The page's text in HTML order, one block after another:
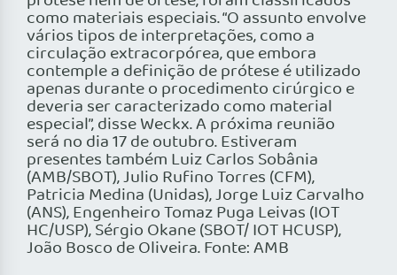
como materiais especiais. “O assunto envolve
vários tipos de interpretações, como a
circulação extracorpórea, que embora
contemple a definição de prótese é utilizado
apenas durante o procedimento cirúrgico e
deveria ser caracterizado como material
especial”, disse Weckx. A próxima reunião
será no dia 17 de outubro. Estiveram
presentes também Luiz Carlos Sobânia
(AMB/SBOT), Julio Rufino Torres (CFM),
Patricia Medina (Unidas), Jorge Luiz Carvalho
(ANS), Engenheiro Tomaz Puga Leivas (IOT
HC/USP), Sérgio Okane (SBOT/ IOT HCUSP),
João Bosco de Oliveira. Fonte: AMB